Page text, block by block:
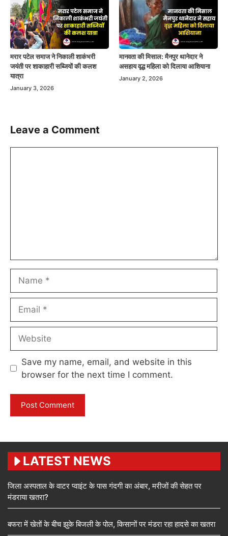
मरार पटेल समाज ने निकाली शाकंभरी
जयंती पर शाकाहारी सब्जियों की कलश
यात्रा
January 3, 2026
मानवता की मिसाल: मैनपुर थानेदार ने
असहाय वृद्ध महिला को दिलाया आशियाना
January 2, 2026
Leave a Comment
Save my name, email, and website in this
browser for the next time I comment.
LATEST NEWS
जिला अस्पताल के वाटर प्वाइंट के पास गंदगी का अंबार, मरीजों की सेहत पर
मंडराया खतरा?
बफरा में खेतों के बीच झुके बिजली के पोल, किसानों पर मंडरा रहा हादसे का खतरा